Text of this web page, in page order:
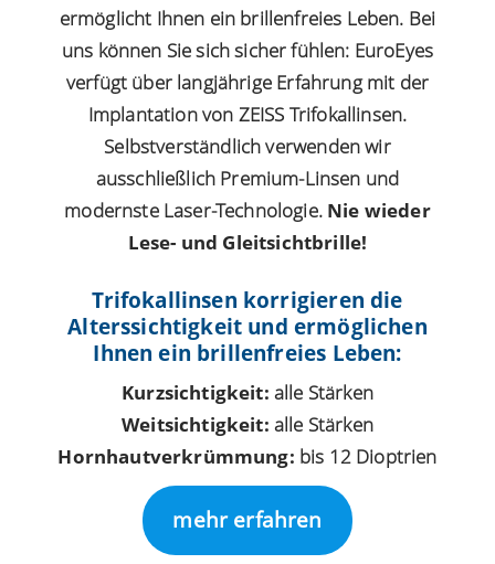
ermöglicht Ihnen ein brillenfreies Leben. Bei
uns können Sie sich sicher fühlen: EuroEyes
verfügt über langjährige Erfahrung mit der
Implantation von ZEISS Trifokallinsen.
Selbstverständlich verwenden wir
ausschließlich Premium-Linsen und
modernste Laser-Technologie. Nie wieder
Lese- und Gleitsichtbrille!
Trifokallinsen korrigieren die
Alterssichtigkeit und ermöglichen
Ihnen ein brillenfreies Leben:
Kurzsichtigkeit: alle Stärken
Weitsichtigkeit: alle Stärken
Hornhautverkrümmung: bis 12 Dioptrien
mehr erfahren